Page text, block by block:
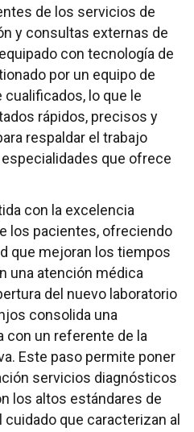
de los servicios de
y consultas externas de
con tecnología de
por un equipo de
lo que le
rápidos, precisos y
respaldar el trabajo
que ofrece
con la excelencia
los pacientes, ofreciendo
que mejoran los tiempos
una atención médica
del nuevo laboratorio
consolida una
con un referente de la
Este paso permite poner
servicios diagnósticos
los altos estándares de
que caracterizan al